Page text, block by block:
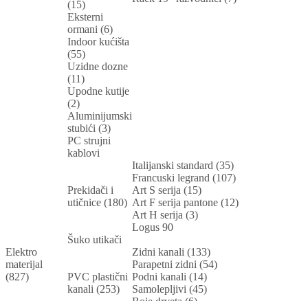
Elektro
materijal
(827)
(15)
Eksterni
ormani (6)
Indoor kućišta
(55)
Uzidne dozne
(11)
Upodne kutije
(2)
Aluminijumski
stubići (3)
PC strujni
kablovi
Prekidači i
utičnice (180)
Italijanski standard (35)
Francuski legrand (107)
Art S serija (15)
Art F serija pantone (12)
Art H serija (3)
Logus 90
Šuko utikači
PVC plastični
kanali (253)
Zidni kanali (133)
Parapetni zidni (54)
Podni kanali (14)
Samolepljivi (45)